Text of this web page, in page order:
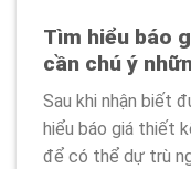
Tìm hiểu báo
cần chú ý
Sau khi nhận biết
hiểu báo giá thiết
để có thể dự trù